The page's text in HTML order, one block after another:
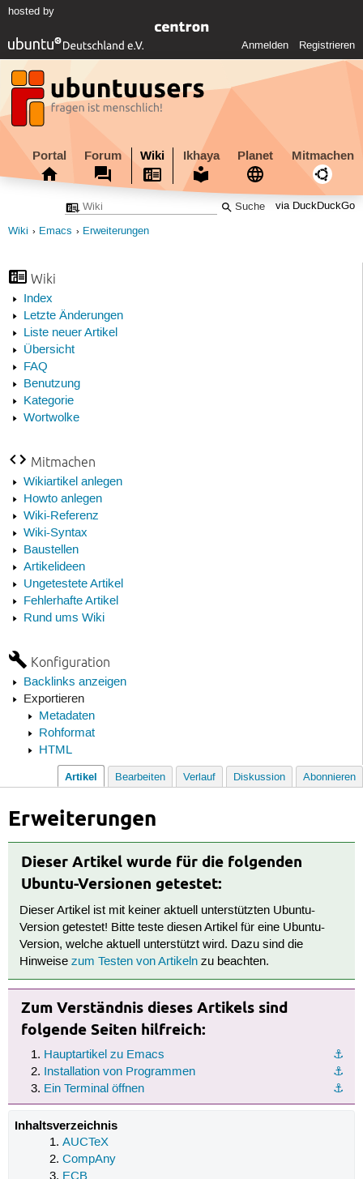
hosted by
Anmelden Registrieren
Portal Forum Wiki Ikhaya Planet Mitmachen
via DuckDuckGo
Wiki Emacs Erweiterungen
Wiki
Index
Letzte Änderungen
Liste neuer Artikel
Übersicht
FAQ
Benutzung
Kategorie
Wortwolke
Mitmachen
Wikiartikel anlegen
Howto anlegen
Wiki-Referenz
Wiki-Syntax
Baustellen
Artikelideen
Ungetestete Artikel
Fehlerhafte Artikel
Rund ums Wiki
Konfiguration
Backlinks anzeigen
Exportieren
Metadaten
Rohformat
HTML
Artikel Bearbeiten Verlauf Diskussion Abonnieren
Erweiterungen
Dieser Artikel wurde für die folgenden
Ubuntu-Versionen getestet:
Dieser Artikel ist mit keiner aktuell unterstützten Ubuntu-
Version getestet! Bitte teste diesen Artikel für eine Ubuntu-
Version, welche aktuell unterstützt wird. Dazu sind die
Hinweisezum Testen von Artikeln zu beachten.
Zum Verständnis dieses Artikels sind
folgende Seiten hilfreich:
⚓︎
Hauptartikel zu Emacs
⚓︎
Installation von Programmen
⚓︎
Ein Terminal öffnen
Inhaltsverzeichnis
AUCTeX
CompAny